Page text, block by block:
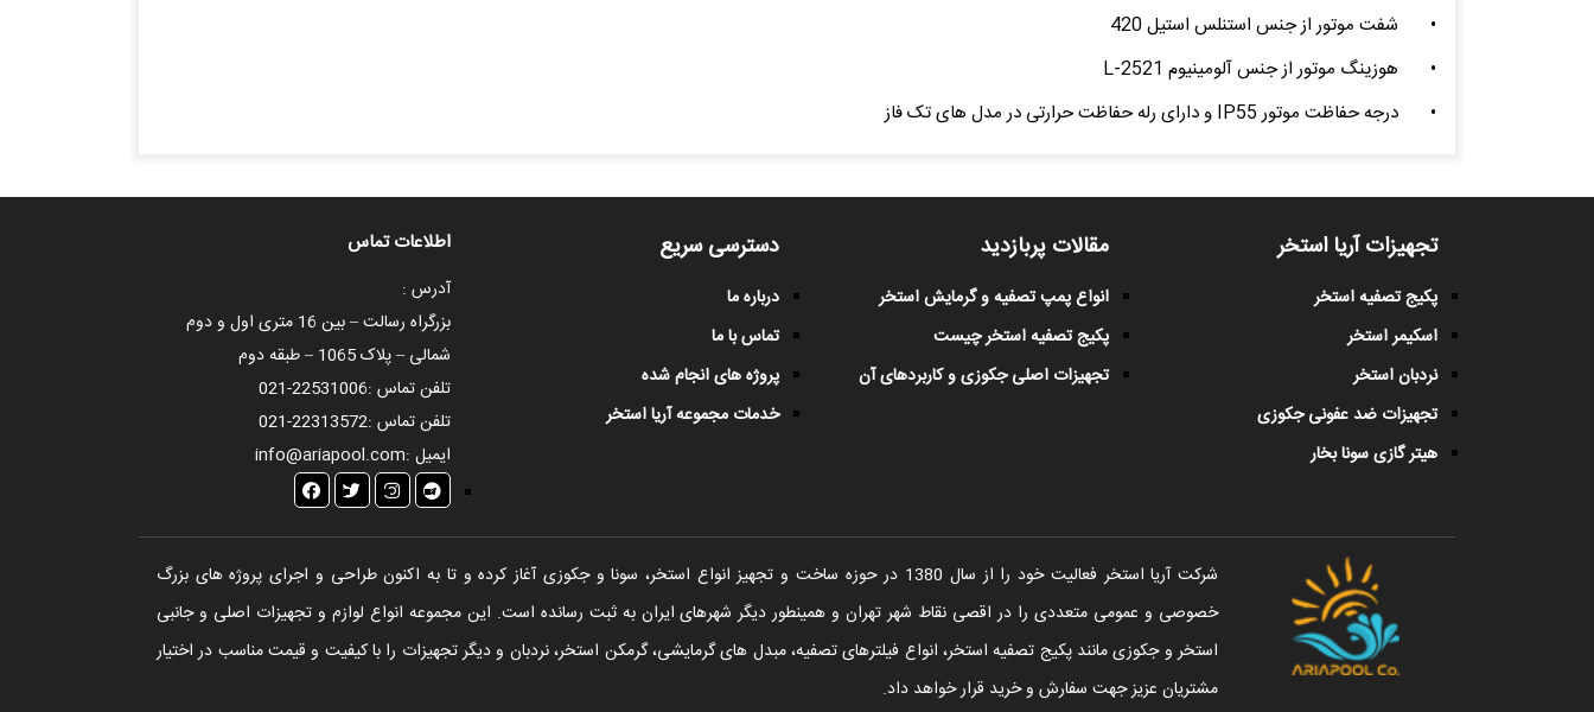
•
شفت موتور از جنس استنلس استیل 420
•
هوزینگ موتور از جنس آلومینیوم L-2521
•
درجه حفاظت موتور IP55 و دارای رله حفاظت حرارتی در مدل های تک فاز
تجهیزات آریا استخر
پکیج تصفیه استخر
اسکیمر استخر
نردبان استخر
تجهیزات ضد عفونی جکوزی
هیتر گازی سونا بخار
مقالات پربازدید
انواع پمپ تصفیه و گرمایش استخر
پکیج تصفیه استخر چیست
تجهیزات اصلی جکوزی و کاربردهای آن
دسترسی سریع
درباره ما
تماس با ما
پروژه های انجام شده
خدمات مجموعه آریا استخر
اطلاعات تماس
آدرس :
بزرگراه رسالت – بین 16 متری اول و دوم
شمالی – پلاک 1065 – طبقه دوم
تلفن تماس :021-22531006
تلفن تماس :021-22313572
ایمیل :info@ariapool.com
شرکت آریا استخر فعالیت خود را از سال 1380 در حوزه ساخت و تجهیز انواع استخر، سونا و جکوزی آغاز کرده و تا به اکنون طراحی و اجرای پروژه های بزرگ
خصوصی و عمومی متعددی را در اقصی نقاط شهر تهران و همینطور دیگر شهرهای ایران به ثبت رسانده است. این مجموعه انواع لوازم و تجهیزات اصلی و جانبی
استخر و جکوزی مانند پکیج تصفیه استخر، انواع فیلترهای تصفیه، مبدل های گرمایشی، گرمکن استخر، نردبان و دیگر تجهیزات را با کیفیت و قیمت مناسب در اختیار
مشتریان عزیز جهت سفارش و خرید قرار خواهد داد.